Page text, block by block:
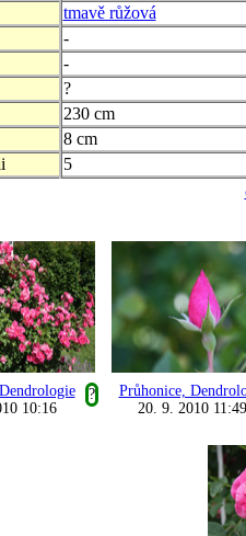
tmavě růžová
-
-
?
230 cm
8 cm
5
?
10:16
Průhonice,
20. 9. 2010 11:49